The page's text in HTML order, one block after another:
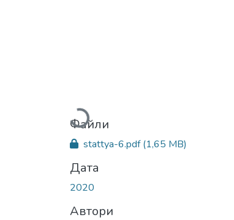
Вантажиться...
Файли
stattya-6.pdf(1,65 MB)
Дата
2020
Автори